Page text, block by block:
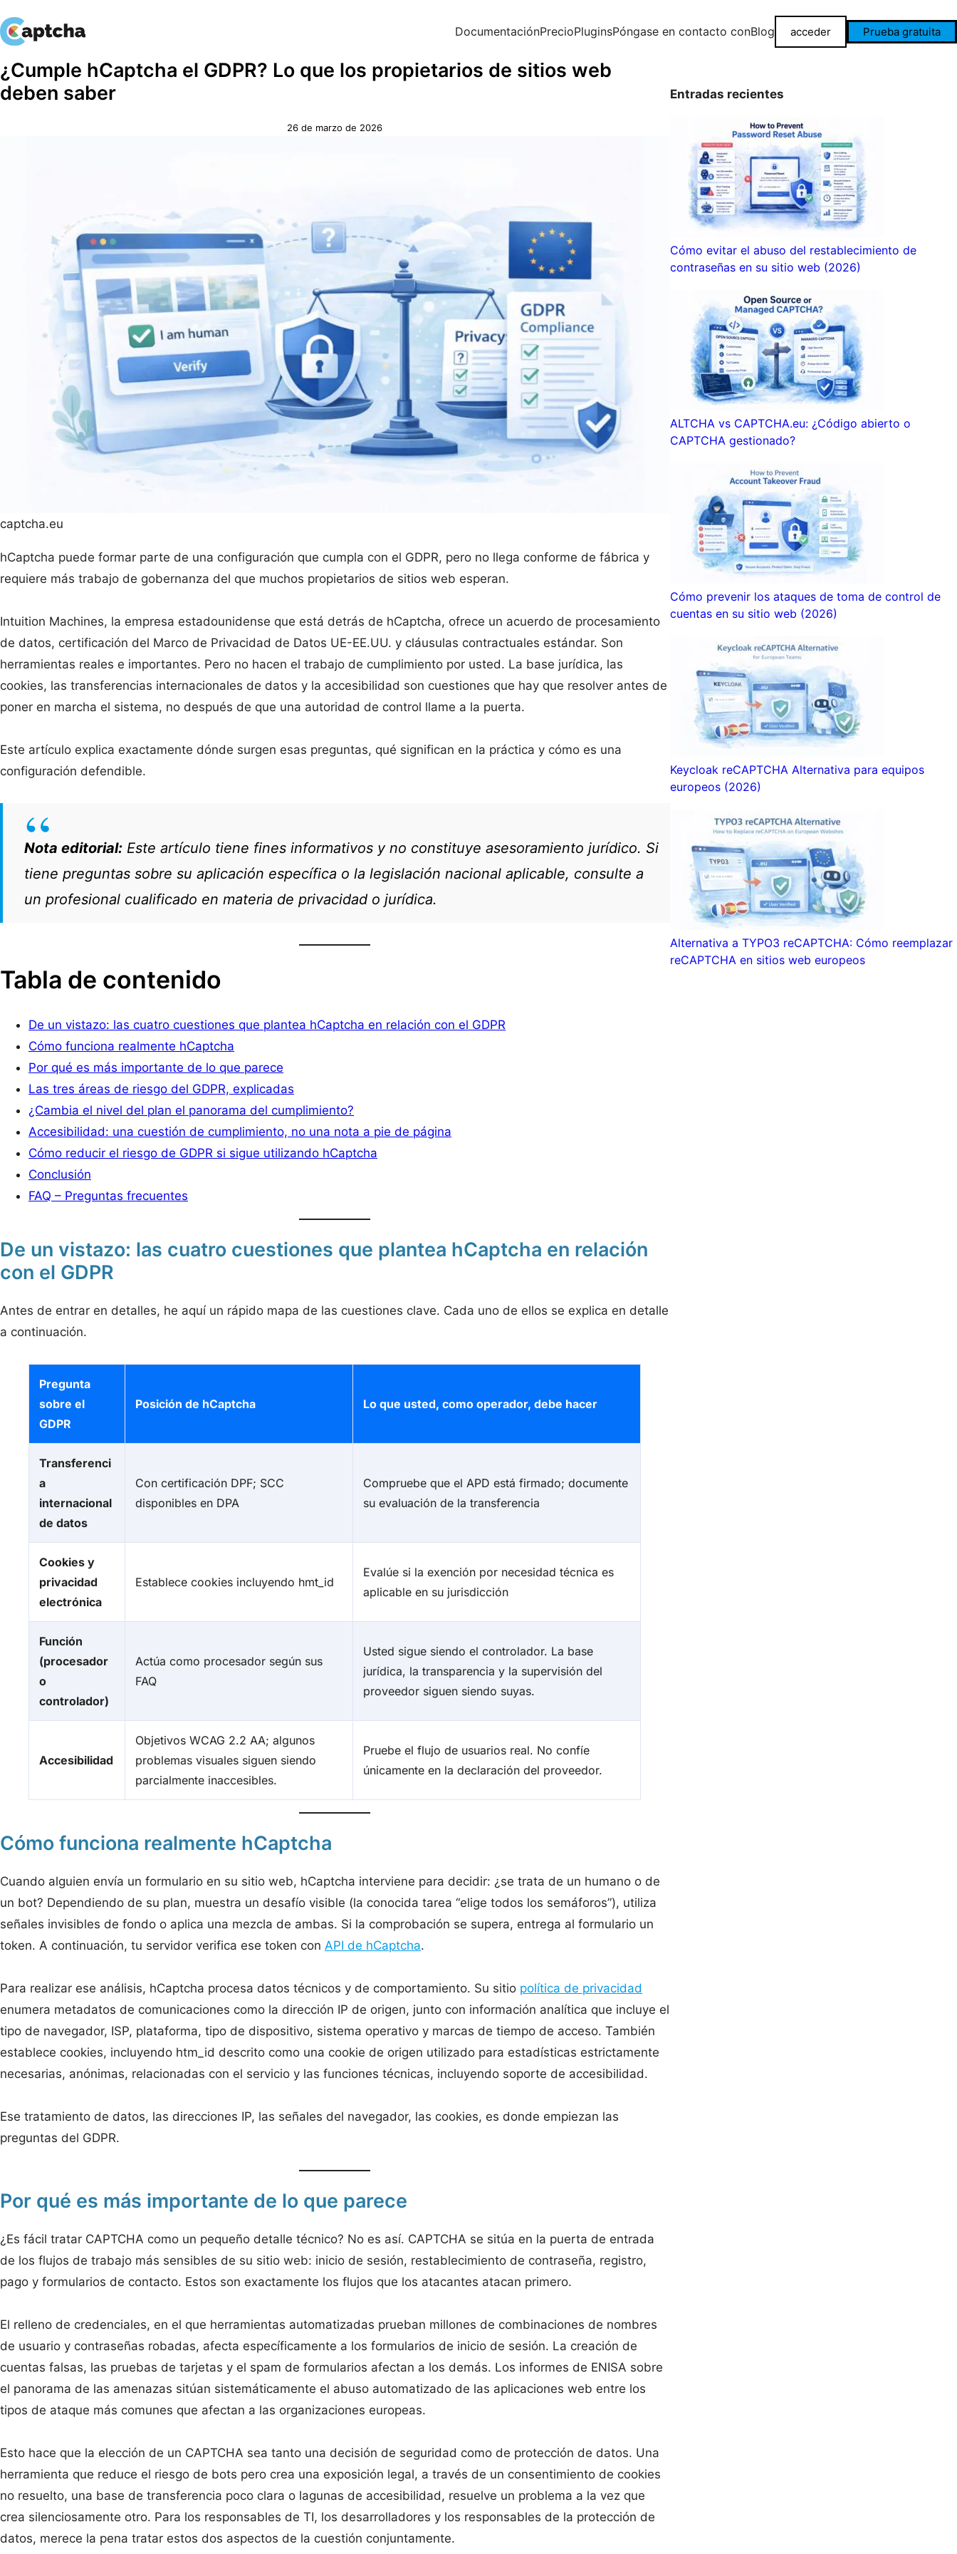
al
contenido
al
contenido
DocumentaciónPrecioPluginsPóngase en contacto conBlog acceder Prueba gratuita
¿Cumple hCaptcha el GDPR? Lo que los propietarios de sitios web
deben saber
26 de marzo de 2026
captcha.eu
hCaptcha puede formar parte de una configuración que cumpla con el GDPR, pero no llega conforme de fábrica y
requiere más trabajo de gobernanza del que muchos propietarios de sitios web esperan.
Intuition Machines, la empresa estadounidense que está detrás de hCaptcha, ofrece un acuerdo de procesamiento
de datos, certificación del Marco de Privacidad de Datos UE-EE.UU. y cláusulas contractuales estándar. Son
herramientas reales e importantes. Pero no hacen el trabajo de cumplimiento por usted. La base jurídica, las
cookies, las transferencias internacionales de datos y la accesibilidad son cuestiones que hay que resolver antes de
poner en marcha el sistema, no después de que una autoridad de control llame a la puerta.
Este artículo explica exactamente dónde surgen esas preguntas, qué significan en la práctica y cómo es una
configuración defendible.
Nota editorial: Este artículo tiene fines informativos y no constituye asesoramiento jurídico. Si
tiene preguntas sobre su aplicación específica o la legislación nacional aplicable, consulte a
un profesional cualificado en materia de privacidad o jurídica.
Tabla de contenido
De un vistazo: las cuatro cuestiones que plantea hCaptcha en relación con el GDPR
Cómo funciona realmente hCaptcha
Por qué es más importante de lo que parece
Las tres áreas de riesgo del GDPR, explicadas
¿Cambia el nivel del plan el panorama del cumplimiento?
Accesibilidad: una cuestión de cumplimiento, no una nota a pie de página
Cómo reducir el riesgo de GDPR si sigue utilizando hCaptcha
Conclusión
FAQ – Preguntas frecuentes
De un vistazo: las cuatro cuestiones que plantea hCaptcha en relación
con el GDPR
Antes de entrar en detalles, he aquí un rápido mapa de las cuestiones clave. Cada uno de ellos se explica en detalle
a continuación.
Pregunta
sobre el
GDPR
Posición de hCaptcha Lo que usted, como operador, debe hacer
Transferenci
a
internacional
de datos
Con certificación DPF; SCC
disponibles en DPA
Compruebe que el APD está firmado; documente
su evaluación de la transferencia
Cookies y
privacidad
electrónica
Establece cookies incluyendo hmt_id
Evalúe si la exención por necesidad técnica es
aplicable en su jurisdicción
Función
(procesador
o
controlador)
Actúa como procesador según sus
FAQ
Usted sigue siendo el controlador. La base
jurídica, la transparencia y la supervisión del
proveedor siguen siendo suyas.
Accesibilidad
Objetivos WCAG 2.2 AA; algunos
problemas visuales siguen siendo
parcialmente inaccesibles.
Pruebe el flujo de usuarios real. No confíe
únicamente en la declaración del proveedor.
Cómo funciona realmente hCaptcha
Cuando alguien envía un formulario en su sitio web, hCaptcha interviene para decidir: ¿se trata de un humano o de
un bot? Dependiendo de su plan, muestra un desafío visible (la conocida tarea “elige todos los semáforos”), utiliza
señales invisibles de fondo o aplica una mezcla de ambas. Si la comprobación se supera, entrega al formulario un
token. A continuación, tu servidor verifica ese token con API de hCaptcha.
Para realizar ese análisis, hCaptcha procesa datos técnicos y de comportamiento. Su sitio política de privacidad
enumera metadatos de comunicaciones como la dirección IP de origen, junto con información analítica que incluye el
tipo de navegador, ISP, plataforma, tipo de dispositivo, sistema operativo y marcas de tiempo de acceso. También
establece cookies, incluyendo htm_id descrito como una cookie de origen utilizado para estadísticas estrictamente
necesarias, anónimas, relacionadas con el servicio y las funciones técnicas, incluyendo soporte de accesibilidad.
Ese tratamiento de datos, las direcciones IP, las señales del navegador, las cookies, es donde empiezan las
preguntas del GDPR.
Por qué es más importante de lo que parece
¿Es fácil tratar CAPTCHA como un pequeño detalle técnico? No es así. CAPTCHA se sitúa en la puerta de entrada
de los flujos de trabajo más sensibles de su sitio web: inicio de sesión, restablecimiento de contraseña, registro,
pago y formularios de contacto. Estos son exactamente los flujos que los atacantes atacan primero.
El relleno de credenciales, en el que herramientas automatizadas prueban millones de combinaciones de nombres
de usuario y contraseñas robadas, afecta específicamente a los formularios de inicio de sesión. La creación de
cuentas falsas, las pruebas de tarjetas y el spam de formularios afectan a los demás. Los informes de ENISA sobre
el panorama de las amenazas sitúan sistemáticamente el abuso automatizado de las aplicaciones web entre los
tipos de ataque más comunes que afectan a las organizaciones europeas.
Esto hace que la elección de un CAPTCHA sea tanto una decisión de seguridad como de protección de datos. Una
herramienta que reduce el riesgo de bots pero crea una exposición legal, a través de un consentimiento de cookies
no resuelto, una base de transferencia poco clara o lagunas de accesibilidad, resuelve un problema a la vez que
crea silenciosamente otro. Para los responsables de TI, los desarrolladores y los responsables de la protección de
datos, merece la pena tratar estos dos aspectos de la cuestión conjuntamente.
Entradas recientes
Cómo evitar el abuso del restablecimiento de
contraseñas en su sitio web (2026)
ALTCHA vs CAPTCHA.eu: ¿Código abierto o
CAPTCHA gestionado?
Cómo prevenir los ataques de toma de control de
cuentas en su sitio web (2026)
Keycloak reCAPTCHA Alternativa para equipos
europeos (2026)
Alternativa a TYPO3 reCAPTCHA: Cómo reemplazar
reCAPTCHA en sitios web europeos